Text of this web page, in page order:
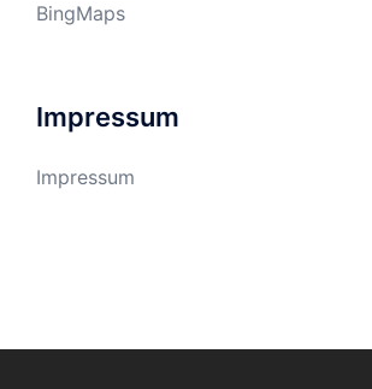
BingMaps
Impressum
Impressum